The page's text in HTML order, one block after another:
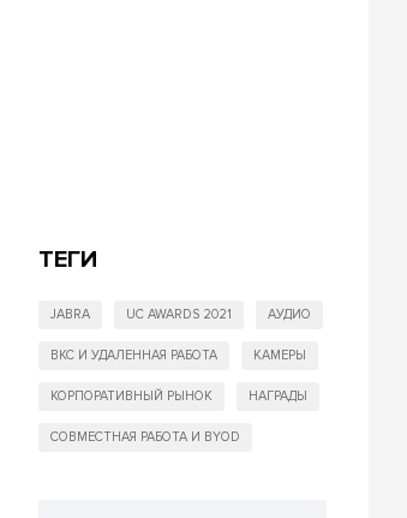
ТЕГИ
JABRA UC AWARDS 2021 АУДИО
ВКС И УДАЛЕННАЯ РАБОТА КАМЕРЫ
КОРПОРАТИВНЫЙ РЫНОК НАГРАДЫ
СОВМЕСТНАЯ РАБОТА И BYOD